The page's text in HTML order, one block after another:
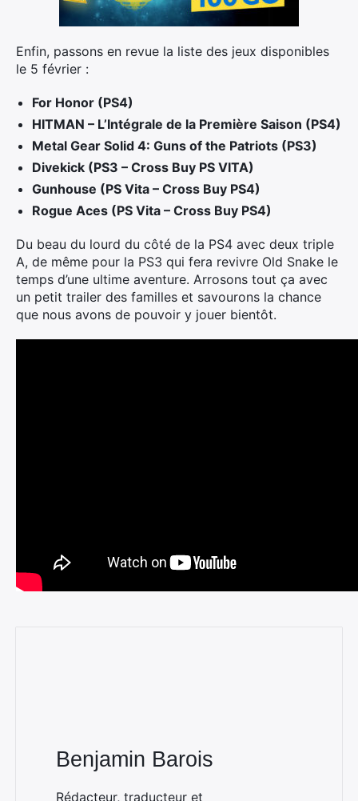
Enfin, passons en revue la liste des jeux disponibles
le 5 février :
For Honor (PS4)
HITMAN – L’Intégrale de la Première Saison (PS4)
Metal Gear Solid 4: Guns of the Patriots (PS3)
Divekick (PS3 – Cross Buy PS VITA)
Gunhouse (PS Vita – Cross Buy PS4)
Rogue Aces (PS Vita – Cross Buy PS4)
Du beau du lourd du côté de la PS4 avec deux triple
A, de même pour la PS3 qui fera revivre Old Snake le
temps d’une ultime aventure. Arrosons tout ça avec
un petit trailer des familles et savourons la chance
que nous avons de pouvoir y jouer bientôt.
Benjamin Barois
Rédacteur, traducteur et